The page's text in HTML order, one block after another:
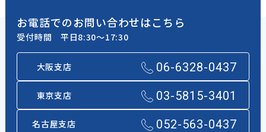
お電話でのお問い合わせはこちら
受付時間 平日8:30～17:30
大阪支店 06-6328-0437
東京支店 03-5815-3401
名古屋支店 052-563-0437